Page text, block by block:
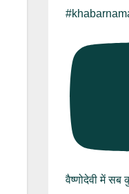
वैष्णोदेवी में सब